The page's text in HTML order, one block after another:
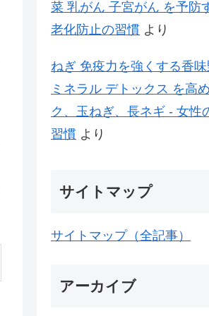
菜 乳がん 子宮がん を予防
老化防止の習慣 より
ねぎ 免疫力を強くする香
ミネラル デトックス を高
ク、玉ねぎ、長ネギ - 女性
習慣 より
サイトマップ
サイトマップ（全記事）
アーカイブ